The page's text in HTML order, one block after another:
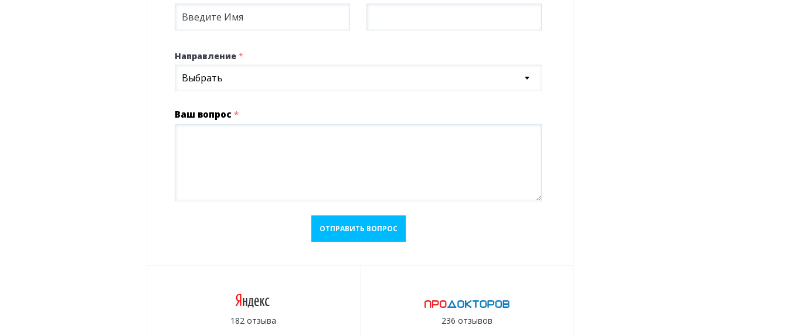
Направление *
Выбрать
Ваш вопрос *
ОТПРАВИТЬ ВОПРОС
182 отзыва 236 отзывов